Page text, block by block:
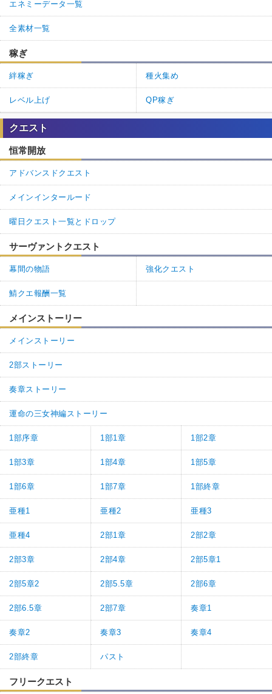
エネミーデータ一覧
全素材一覧
稼ぎ
絆稼ぎ 種火集め
レベル上げ QP稼ぎ
クエスト
恒常開放
アドバンスドクエスト
メインインタールード
曜日クエスト一覧とドロップ
サーヴァントクエスト
幕間の物語 強化クエスト
鯖クエ報酬一覧
メインストーリー
メインストーリー
2部ストーリー
奏章ストーリー
運命の三女神編ストーリー
1部序章 1部1章 1部2章
1部3章 1部4章 1部5章
1部6章 1部7章 1部終章
亜種1 亜種2 亜種3
亜種4 2部1章 2部2章
2部3章 2部4章 2部5章1
2部5章2 2部5.5章 2部6章
2部6.5章 2部7章 奏章1
奏章2 奏章3 奏章4
2部終章 パスト
フリークエスト